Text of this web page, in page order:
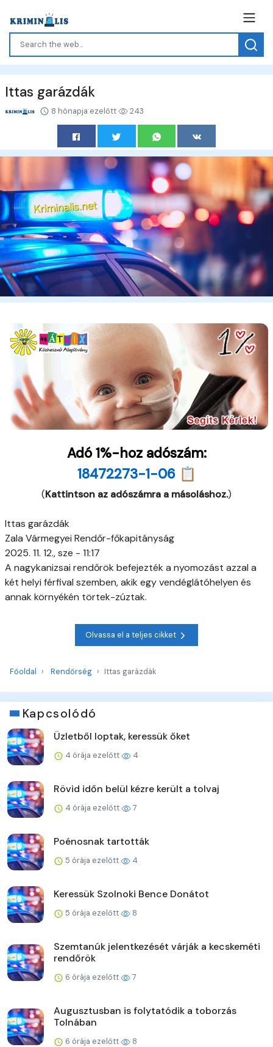
Ittas garázdák
8 hónapja ezelőtt 243
Adó 1%-hoz adószám:
18472273-1-06 📋
(Kattintson az adószámra a másoláshoz.)
Ittas garázdák
Zala Vármegyei Rendőr-főkapitányság
2025. 11. 12., sze - 11:17
A nagykanizsai rendőrök befejezték a nyomozást azzal a
két helyi férfival szemben, akik egy vendéglátóhelyen és
annak környékén törtek-zúztak.
Olvassa el a teljes cikket
Főoldal Rendőrség Ittas garázdák
Kapcsolódó
Üzletből loptak, keressük őket
4 órája ezelőtt 4
Rövid időn belül kézre került a tolvaj
4 órája ezelőtt 7
Poénosnak tartották
5 órája ezelőtt 4
Keressük Szolnoki Bence Donátot
5 órája ezelőtt 8
Szemtanúk jelentkezését várják a kecskeméti
rendőrök
6 órája ezelőtt 7
Augusztusban is folytatódik a toborzás
Tolnában
6 órája ezelőtt 8